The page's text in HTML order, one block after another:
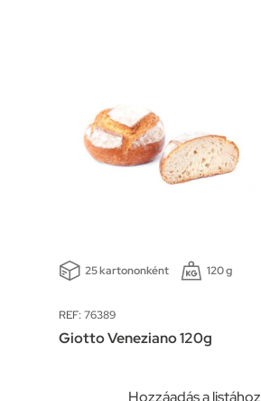
25 kartononként 120 g
REF: 76389
Giotto Veneziano 120g
Hozzáadás a listához